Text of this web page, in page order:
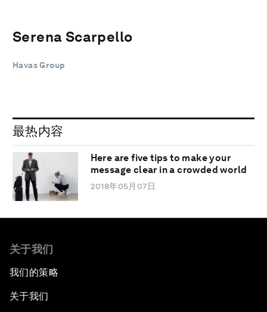
Serena Scarpello
Havas Group
最热内容
Here are five tips to make your
message clear in a crowded world
2018年05月07日
关于我们
我们的策略
关于我们